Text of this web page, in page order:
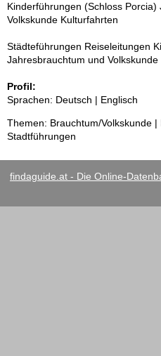
Kinderführungen (Schloss
Volkskunde Kulturfahrten
Städteführungen Reiseleitungen
Jahresbrauchtum und Volkskunde
Profil:
Sprachen: Deutsch | Englisch
Themen: Brauchtum/Volkskunde
Stadtführungen
findaguide.at - Die Online-